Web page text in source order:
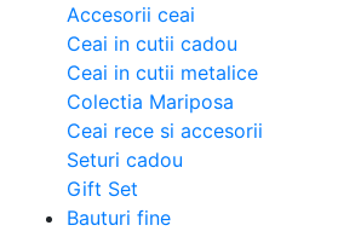
Accesorii ceai
Ceai in cutii cadou
Ceai in cutii metalice
Colectia Mariposa
Ceai rece si accesorii
Seturi cadou
Gift Set
Bauturi fine